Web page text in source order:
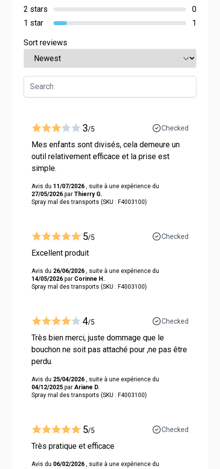
2 stars
0
1 star
1
Sort reviews
3/5 Checked
Mes enfants sont divisés, cela demeure un
outil relativement efficace et la prise est
simple.
Avis du 11/07/2026 , suite à une expérience du
27/05/2026 par Thierry G.
Spray mal des transports (SKU : F4003100)
5/5 Checked
Excellent produit
Avis du 26/06/2026 , suite à une expérience du
14/05/2026 par Corinne H.
Spray mal des transports (SKU : F4003100)
4/5 Checked
Très bien merci, juste dommage que le
bouchon ne soit pas attaché pour ,ne pas être
perdu.
Avis du 25/04/2026 , suite à une expérience du
04/12/2025 par Ariane D.
Spray mal des transports (SKU : F4003100)
5/5 Checked
Très pratique et efficace
Avis du 06/02/2026 , suite à une expérience du